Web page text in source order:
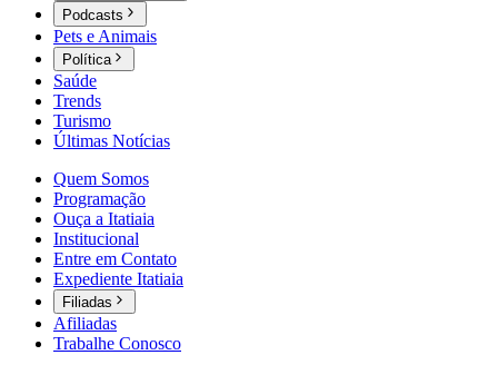
Podcasts
Pets e Animais
Política
Saúde
Trends
Turismo
Últimas Notícias
Quem Somos
Programação
Ouça a Itatiaia
Institucional
Entre em Contato
Expediente Itatiaia
Filiadas
Afiliadas
Trabalhe Conosco